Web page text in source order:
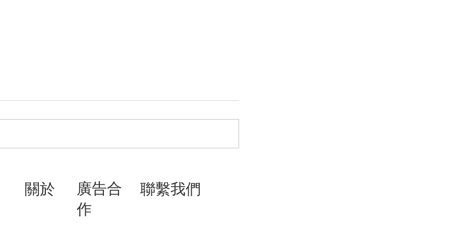
馬會2024賽季終結攝影展 - 訪
問
關於
廣告合
作
聯繫我們